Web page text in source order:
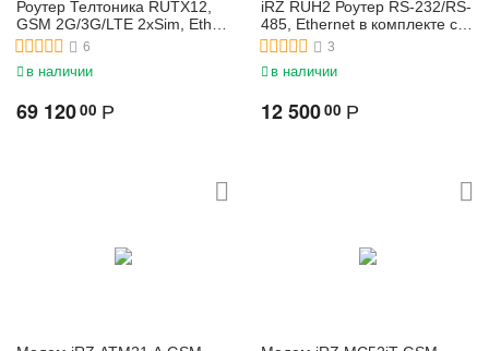
Роутер Телтоника RUTX12,
GSM 2G/3G/LTE 2xSim, Eth,
Wi-Fi сотовый
маршрутизатор
6
в наличии
69 12000 Р
iRZ RUH2 Роутер RS-232/RS-
485, Ethernet в комплекте с
антенной и блоком питания
3
в наличии
12 50000 Р